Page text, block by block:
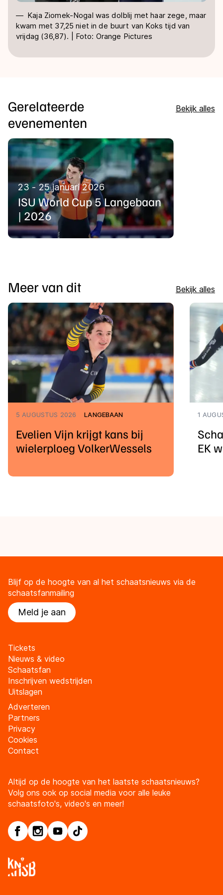
Kaja Ziomek-Nogal was dolblij met haar zege, maar
kwam met 37,25 niet in de buurt van Koks tijd van
vrijdag (36,87). | Foto: Orange Pictures
Gerelateerde
evenementen
Bekijk alles
23 - 25 januari 2026
ISU World Cup 5 Langebaan
| 2026
Meer van dit Bekijk alles
5 AUGUSTUS 2026 LANGEBAAN
Evelien Vijn krijgt kans bij
wielerploeg VolkerWessels
1
EK
Blijf op de hoogte van al het schaatsnieuws via de
schaatsfanmailing
Meld je aan
Tickets
Nieuws & video
Schaatsfan
Inschrijven wedstrijden
Uitslagen
Adverteren
Partners
Privacy
Cookies
Contact
Altijd op de hoogte van het laatste schaatsnieuws?
Volg ons ook op social media voor alle leuke
schaatsfoto's, video's en meer!